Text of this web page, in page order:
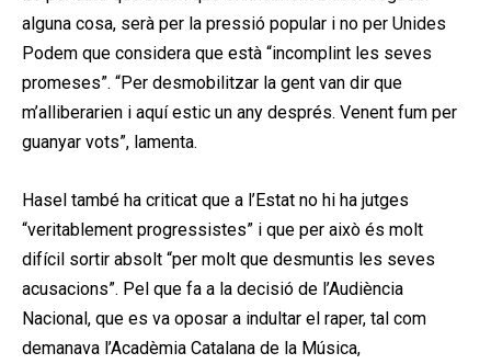
alguna cosa, serà per la pressió popular i no per Unides
Podem que considera que està “incomplint les seves
promeses”. “Per desmobilitzar la gent van dir que
m’alliberarien i aquí estic un any després. Venent fum per
guanyar vots”, lamenta.
Hasel també ha criticat que a l’Estat no hi ha jutges
“veritablement progressistes” i que per això és molt
difícil sortir absolt “per molt que desmuntis les seves
acusacions”. Pel que fa a la decisió de l’Audiència
Nacional, que es va oposar a indultar el raper, tal com
demanava l’Acadèmia Catalana de la Música,